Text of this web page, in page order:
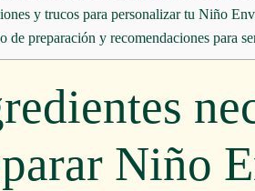
y trucos para personalizar tu Niño
de preparación y recomendaciones para
Niño